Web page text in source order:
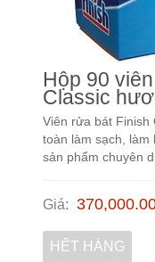
Hộp 90
Classic
Viên rửa bát Finish
toàn làm sạch, làm
sản phẩm chuyên
Giá:
HẾT HÀNG